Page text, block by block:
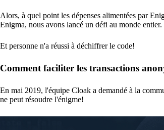
Alors, à quel point les dépenses alimentées par
Enigma, nous avons lancé un défi au monde entier.
Et personne n'a réussi à déchiffrer le code!
Comment faciliter les transactions
En mai 2019, l'équipe Cloak a demandé à la
ne peut résoudre l'énigme!